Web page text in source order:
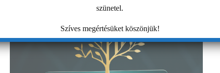
szünetel.
Szíves megértésüket köszönjük!